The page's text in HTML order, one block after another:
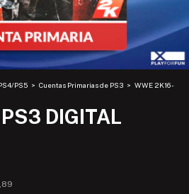
PS5 > Cuentas Primarias de PS3 > WWE 2K16 -
DIGITAL